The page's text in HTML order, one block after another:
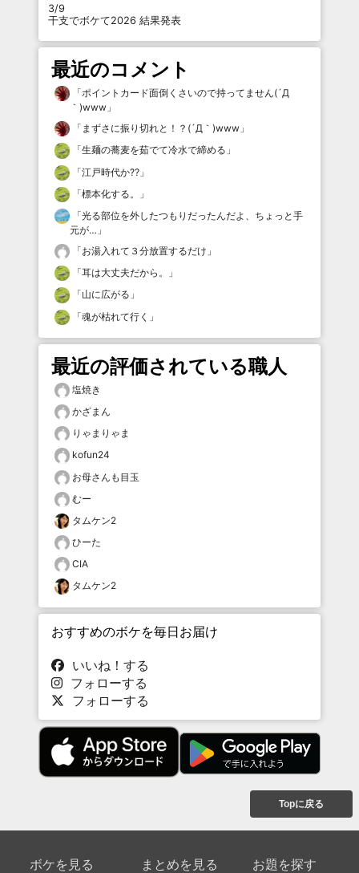
3/9
干支でボケて2026 結果発表
最近のコメント
「ポイントカード面倒くさいので持ってません(´Д
｀)www 」
「 まずさに振り切れと！？(´Д｀)www 」
「生麺の蕎麦を茹でて冷水で締める 」
「江戸時代か⁇ 」
「標本化する。
」
「光る部位を外したつもりだったんだよ、ちょっと手
元が… 」
「お湯入れて３分放置するだけ 」
「耳は大丈夫だから。
」
「山に広がる 」
「魂が枯れて行く 」
最近の評価されている職人
塩焼き
かざまん
りゃまりゃま
kofun24
お母さんも目玉
むー
タムケン2
ひーた
CIA
タムケン2
おすすめのボケを毎日お届け
いいね！する
フォローする
フォローする
Topに戻る
ボケを見る まとめを見る お題を探す